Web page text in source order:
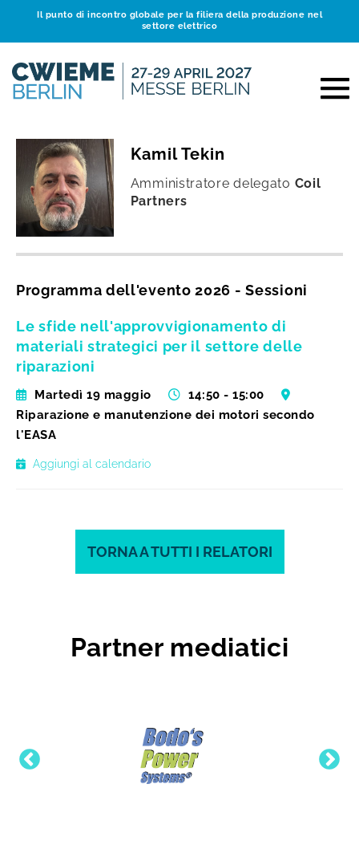
Il punto di incontro globale per la filiera della produzione nel
settore elettrico
Kamil Tekin
Amministratore delegato Coil
Partners
Programma dell'evento 2026 - Sessioni
Le sfide nell'approvvigionamento di
materiali strategici per il settore delle
riparazioni
Martedì 19 maggio
14:50 - 15:00
Riparazione e manutenzione dei motori secondo
l'EASA
Aggiungi al calendario
TORNA A TUTTI I RELATORI
Partner mediatici